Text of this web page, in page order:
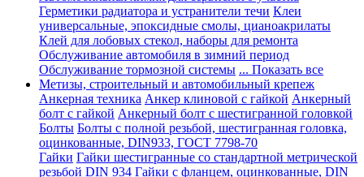
Герметики радиатора и устранители течи Клеи
универсальные, эпоксидные смолы, цианоакрилаты
Клей для лобовых стекол, наборы для ремонта
Обслуживание автомобиля в зимний период
Обслуживание тормозной системы ... Показать все
Метизы, строительный и автомобильный крепеж
Анкерная техника Анкер клиновой с гайкой Анкерный
болт с гайкой Анкерный болт с шестигранной головкой
Болты Болты с полной резьбой, шестигранная головка,
оцинкованные, DIN933, ГОСТ 7798-70
Гайки Гайки шестигранные со стандартной метрической
резьбой DIN 934 Гайки с фланцем, оцинкованные, DIN